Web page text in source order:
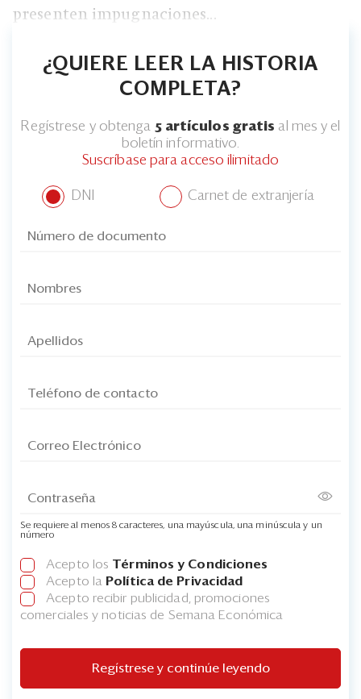
presenten impugnaciones...
¿QUIERE LEER LA HISTORIA
COMPLETA?
Regístrese y obtenga 5 artículos gratis al mes y el
boletín informativo.
Suscríbase para acceso ilimitado
DNI Carnet de extranjería
Se requiere al menos 8 caracteres, una mayúscula, una minúscula y un
número
Acepto los Términos y Condiciones
Acepto la Política de Privacidad
Acepto recibir publicidad, promociones
comerciales y noticias de Semana Económica
Regístrese y continúe leyendo